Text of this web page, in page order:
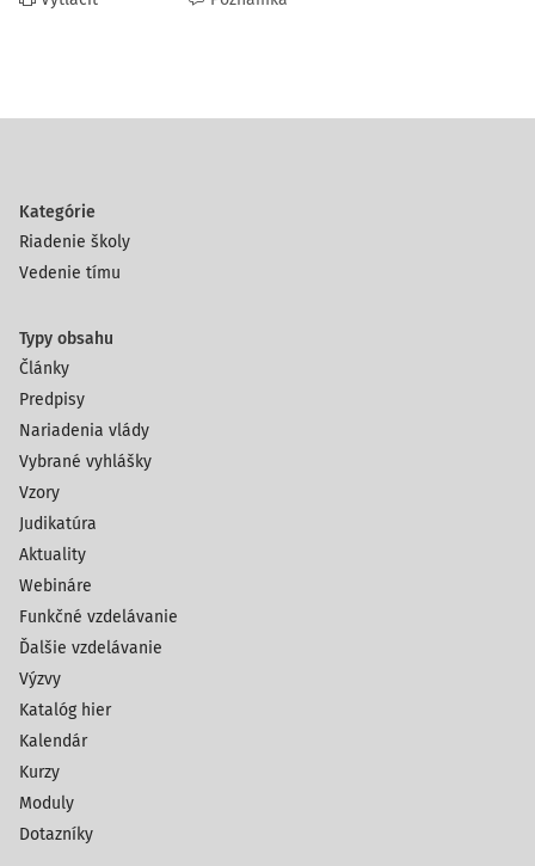
Kategórie
Riadenie školy
Vedenie tímu
Typy obsahu
Články
Predpisy
Nariadenia vlády
Vybrané vyhlášky
Vzory
Judikatúra
Aktuality
Webináre
Funkčné vzdelávanie
Ďalšie vzdelávanie
Výzvy
Katalóg hier
Kalendár
Kurzy
Moduly
Dotazníky